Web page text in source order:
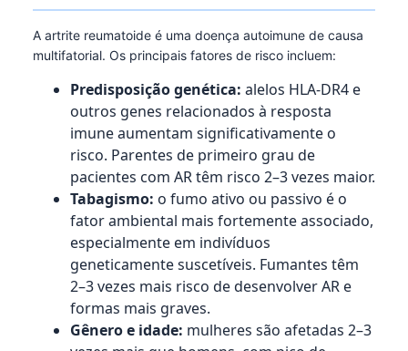
A artrite reumatoide é uma doença autoimune de causa
multifatorial. Os principais fatores de risco incluem:
Predisposição genética: alelos HLA-DR4 e
outros genes relacionados à resposta
imune aumentam significativamente o
risco. Parentes de primeiro grau de
pacientes com AR têm risco 2–3 vezes maior.
Tabagismo: o fumo ativo ou passivo é o
fator ambiental mais fortemente associado,
especialmente em indivíduos
geneticamente suscetíveis. Fumantes têm
2–3 vezes mais risco de desenvolver AR e
formas mais graves.
Gênero e idade: mulheres são afetadas 2–3